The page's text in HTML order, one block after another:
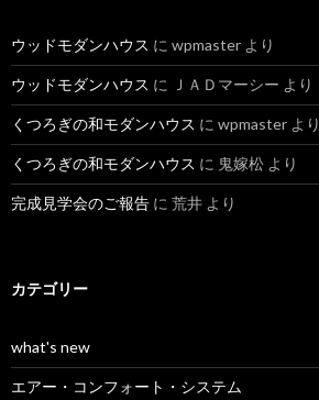
ウッドモダンハウス に wpmaster より
ウッドモダンハウス に ＪＡＤマーシー より
くつろぎの和モダンハウス に wpmaster より
くつろぎの和モダンハウス に 鬼嫁松 より
完成見学会のご報告 に 荒井 より
カテゴリー
what's new
エアー・コンフォート・システム